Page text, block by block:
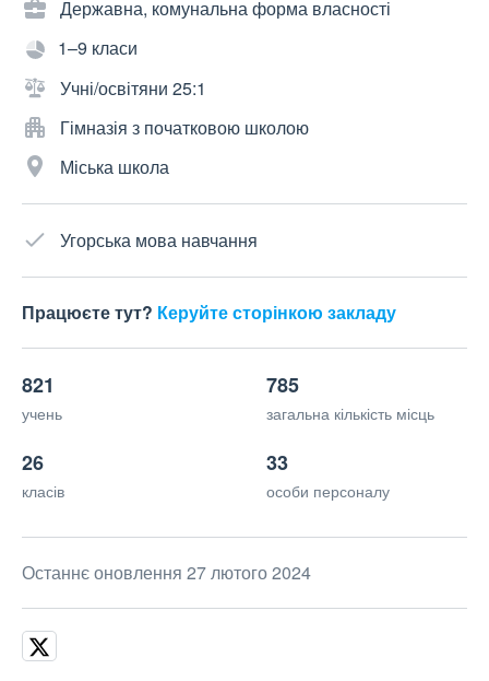
Державна, комунальна форма власності
1–9 класи
Учні/освітяни 25:1
Гімназія з початковою школою
Міська школа
Угорська мова навчання
Працюєте тут? Керуйте сторінкою закладу
821
учень
785
загальна кількість місць
26
класів
33
особи персоналу
Останнє оновлення 27 лютого 2024